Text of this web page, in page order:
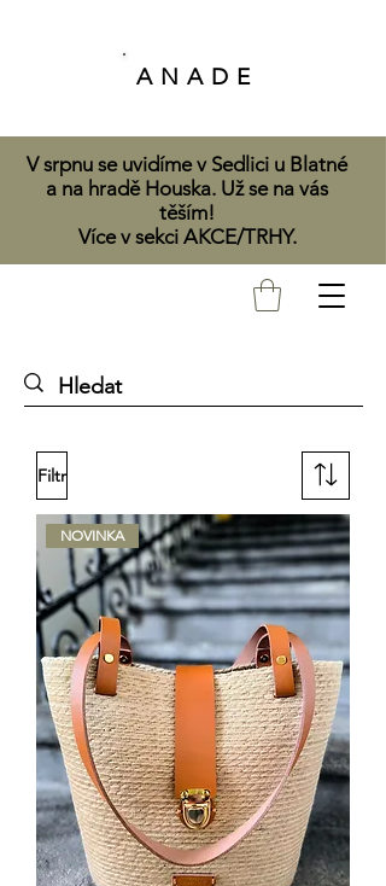
V srpnu se uvidíme v Sedlici u Blatné
a na hradě Houska. Už se na vás
těším!
Více v sekci AKCE/TRHY.
A N A D E
Filtr
NOVINKA